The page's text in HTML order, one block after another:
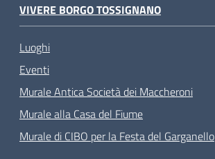
VIVERE BORGO TOSSIGNANO
Luoghi
Eventi
Murale Antica Società dei Maccheroni
Murale alla Casa del Fiume
Murale di CIBO per la Festa del Garganello